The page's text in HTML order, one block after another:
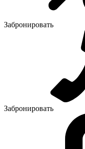
Забронировать
Забронировать